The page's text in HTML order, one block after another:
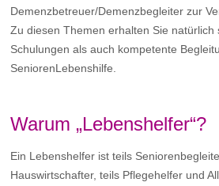
Demenzbetreuer/Demenzbegleiter zur
Zu diesen Themen erhalten Sie natürlich
Schulungen als auch kompetente
SeniorenLebenshilfe.
Warum „Lebenshelfer“?
Ein Lebenshelfer ist teils
Hauswirtschafter, teils Pflegehelfer und